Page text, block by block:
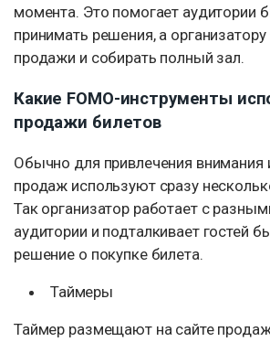
момента. Это помогает аудитории
принимать решения, а
продажи и собирать полный зал.
Какие FOMO-инструменты
продажи билетов
Обычно для привлечения внимания
продаж используют сразу
Так организатор работает с
аудитории и подталкивает гостей
решение о покупке билета.
Таймеры
Таймер размещают на сайте